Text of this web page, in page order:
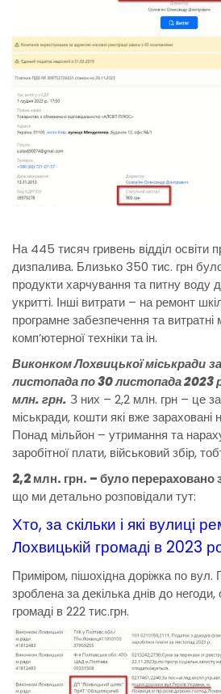
На 445 тисяч гривень відділ освіти
дизпалива. Близько 350 тис. грн
продукти харчування та питну воду
укритті. Інші витрати – на ремонт
програмне забезпечення та витратні
комп’ютерної техніки та ін.
Виконком Лохвицької міськради
листопада по 30 листопада 2023
млн. грн. З них – 2,2 млн. грн – це
міськради, кошти які вже зараховані
Понад мільйон – утримання та
заробітної плати, військовий збір,
2,2 млн. грн. – було перераховано
що ми детально розповідали тут:
Хто, за скільки і які вулиці
Лохвицькій громаді в 2023
Приміром, пішохідна доріжка по вул.
зроблена за декілька днів до
громаді в 222 тис.грн.